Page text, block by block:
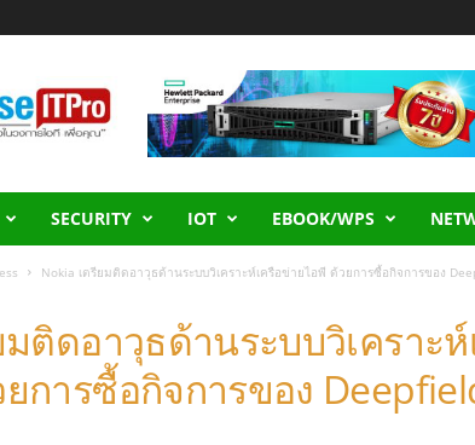
SECURITY IOT EBOOK/WPS
Nokia เตรียมติดอาวุธด้านระบบวิเคราะห์เครือข่ายไอพี ด้วยการซื้อกิจการของ
มติดอาวุธด้านระบบวิเคราะห์
การซื้อกิจการของ